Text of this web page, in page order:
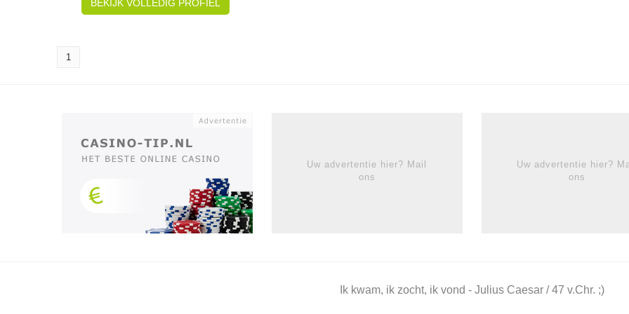
BEKIJK VOLLEDIG PROFIEL
1
Uw advertentie hier? Mail
ons
Uw advertentie hier?
ons
Ik kwam, ik zocht, ik vond - Julius Caesar / 47 v.Chr. ;)